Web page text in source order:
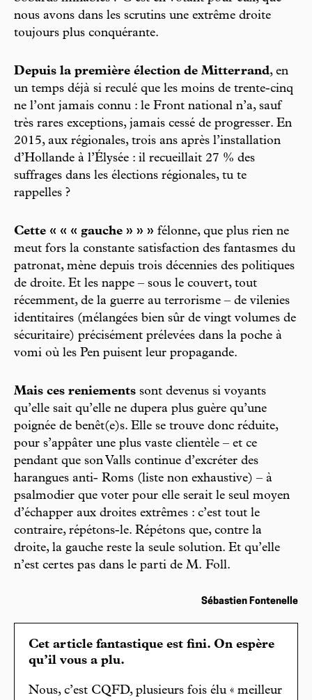
nous avons dans les scrutins une extrême droite
toujours plus conquérante.
Depuis la première élection de Mitterrand, en
un temps déjà si reculé que les moins de trente-cinq
ne l’ont jamais connu : le Front national n’a, sauf
très rares exceptions, jamais cessé de progresser. En
2015, aux régionales, trois ans après l’installation
d’Hollande à l’Élysée : il recueillait 27 % des
suffrages dans les élections régionales, tu te
rappelles ?
Cette « « « gauche » » » félonne, que plus rien ne
meut fors la constante satisfaction des fantasmes du
patronat, mène depuis trois décennies des politiques
de droite. Et les nappe – sous le couvert, tout
récemment, de la guerre au terrorisme – de vilenies
identitaires (mélangées bien sûr de vingt volumes de
sécuritaire) précisément prélevées dans la poche à
vomi où les Pen puisent leur propagande.
Mais ces reniements sont devenus si voyants
qu’elle sait qu’elle ne dupera plus guère qu’une
poignée de benêt(e)s. Elle se trouve donc réduite,
pour s’appâter une plus vaste clientèle – et ce
pendant que son Valls continue d’excréter des
harangues anti- Roms (liste non exhaustive) – à
psalmodier que voter pour elle serait le seul moyen
d’échapper aux droites extrêmes : c’est tout le
contraire, répétons-le. Répétons que, contre la
droite, la gauche reste la seule solution. Et qu’elle
n’est certes pas dans le parti de M. Foll.
Sébastien Fontenelle
Cet article fantastique est fini. On espère
qu’il vous a plu.
Nous, c’est CQFD, plusieurs fois élu « meilleur